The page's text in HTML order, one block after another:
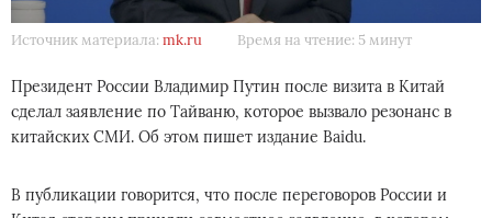
Источник материала: mk.ru Время на чтение: 5 минут
Президент России Владимир Путин после визита в Китай
сделал заявление по Тайваню, которое вызвало резонанс в
китайских СМИ. Об этом пишет издание Baidu.
В публикации говорится, что после переговоров России и